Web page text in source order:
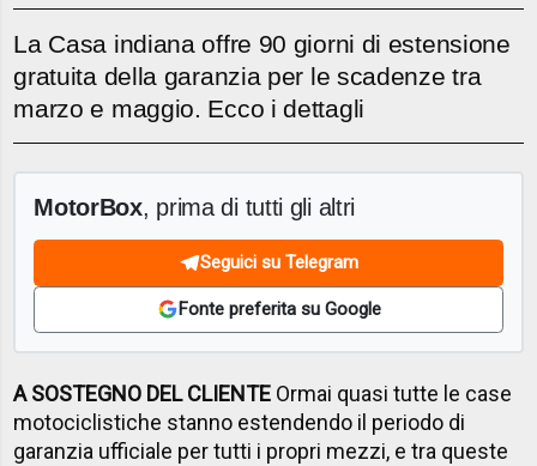
La Casa indiana offre 90 giorni di estensione
gratuita della garanzia per le scadenze tra
marzo e maggio. Ecco i dettagli
MotorBox, prima di tutti gli altri
Seguici su Telegram
Fonte preferita su Google
A SOSTEGNO DEL CLIENTE Ormai quasi tutte le case
motociclistiche stanno estendendo il periodo di
garanzia ufficiale per tutti i propri mezzi, e tra queste